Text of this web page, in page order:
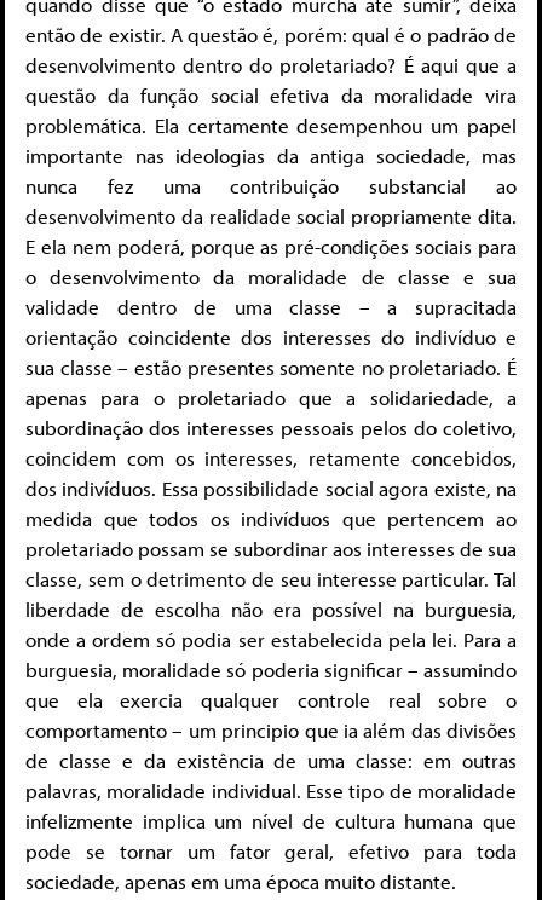
então de existir. A questão é, porém: qual é o padrão de
desenvolvimento dentro do proletariado? É aqui que a
questão da função social efetiva da moralidade vira
problemática. Ela certamente desempenhou um papel
importante nas ideologias da antiga sociedade, mas
nunca fez uma contribuição substancial ao
desenvolvimento da realidade social propriamente dita.
E ela nem poderá, porque as pré-condições sociais para
o desenvolvimento da moralidade de classe e sua
validade dentro de uma classe – a supracitada
orientação coincidente dos interesses do indivíduo e
sua classe – estão presentes somente no proletariado. É
apenas para o proletariado que a solidariedade, a
subordinação dos interesses pessoais pelos do coletivo,
coincidem com os interesses, retamente concebidos,
dos indivíduos. Essa possibilidade social agora existe, na
medida que todos os indivíduos que pertencem ao
proletariado possam se subordinar aos interesses de sua
classe, sem o detrimento de seu interesse particular. Tal
liberdade de escolha não era possível na burguesia,
onde a ordem só podia ser estabelecida pela lei. Para a
burguesia, moralidade só poderia significar – assumindo
que ela exercia qualquer controle real sobre o
comportamento – um principio que ia além das divisões
de classe e da existência de uma classe: em outras
palavras, moralidade individual. Esse tipo de moralidade
infelizmente implica um nível de cultura humana que
pode se tornar um fator geral, efetivo para toda
sociedade, apenas em uma época muito distante.